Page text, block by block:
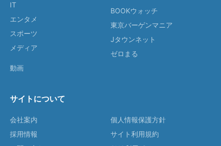
IT
エンタメ
スポーツ
メディア
動画
BOOKウォッチ
東京バーゲンマニア
Jタウンネット
ゼロまる
サイトについて
会社案内
採用情報
個人情報保護方針
サイト利用規約